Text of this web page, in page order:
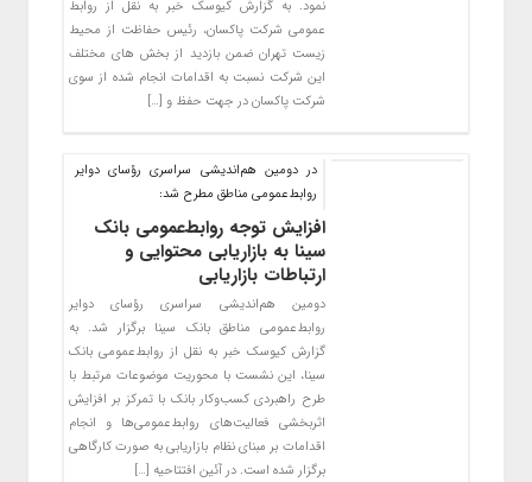
نمود. به گزارش کیوسک خبر به نقل از روابط
عمومی شرکت پاکسان، رئیس حفاظت از محیط
زیست تهران ضمن بازدید از بخش های مختلف
این شرکت نسبت به اقدامات انجام شده از سوی
شرکت پاکسان در جهت حفظ و […]
در دومین هم‌اندیشی سراسری رؤسای دوایر
روابط‌عمومی مناطق مطرح شد:
افزایش توجه روابط‌عمومی بانک
سینا به بازاریابی محتوایی و
ارتباطات بازاریابی
دومین هم‌اندیشی سراسری رؤسای دوایر
روابط‌عمومی مناطق بانک سینا برگزار شد. به
گزارش کیوسک خبر به نقل از روابط‌عمومی بانک
سینا، این نشست با محوریت موضوعات مرتبط با
طرح راهبردی کسب‌وکار بانک با تمرکز بر افزایش
اثربخشی فعالیت‌های روابط‌عمومی‌ها و انجام
اقدامات بر مبنای نظام بازاریابی به صورت کارگاهی
برگزار شده است. در آئین افتتاحیه […]